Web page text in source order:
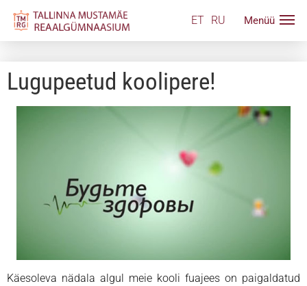
ET RU
Lugupeetud koolipere!
Käesoleva nädala algul meie kooli fuajees on paigaldatud